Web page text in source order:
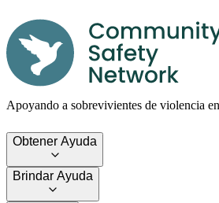
Apoyando a sobrevivientes de violencia
Obtener Ayuda
Brindar Ayuda